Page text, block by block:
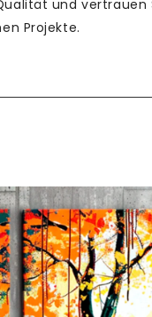
und vertrauen
Projekte.